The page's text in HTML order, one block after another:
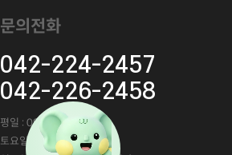
문의전화
042-224-2457
042-226-2458
평일 : 09:00 ~ 21:00
토요일 : 10:00~18:00